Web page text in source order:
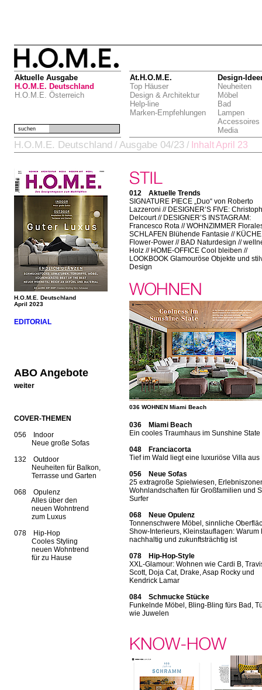
Aktuelle Ausgabe
H.O.M.E. Deutschland
H.O.M.E. Österreich
At.H.O.M.E.
Top Häuser
Design & Architektur
Help-line
Marken-Empfehlungen
Design-
Neuheiten
Möbel
Bad
Lampen
Accessoires
Media
suchen
H.O.M.E. Deutschland / Ausgabe 04/23 / Inhalt April 23
H.O.M.E. Deutschland
April 2023
EDITORIAL
ABO Angebote
weiter
COVER-THEMEN
056 Indoor
Neue große Sofas
132 Outdoor
Neuheiten für Balkon,
Terrasse und Garten
068 Opulenz
Alles über den
neuen Wohntrend
zum Luxus
078 Hip-Hop
Cooles Styling
neuen Wohntrend
für zu Hause
012 Aktuelle Trends
SIGNATURE PIECE „Duo“ von Roberto
Lazzeroni // DESIGNER’S FIVE:
Delcourt // DESIGNER’S INSTAGRAM:
Francesco Rota // WOHNZIMMER
SCHLAFEN Blühende Fantasie // KÜCHE
Flower-Power // BAD Naturdesign //
Holz // HOME-OFFICE Cool bleiben //
LOOKBOOK Glamouröse Objekte und
Design
036 WOHNEN Miami Beach
036 Miami Beach
Ein cooles Traumhaus im Sunshine State
048 Franciacorta
Tief im Wald liegt eine luxuriöse Villa aus
056 Neue Sofas
25 extragroße Spielwiesen,
Wohnlandschaften für Großfamilien und
Surfer
068 Neue Opulenz
Tonnenschwere Möbel, sinnliche
Show-Interieurs, Kleinstauflagen: Warum
nachhaltig und zukunftsträchtig ist
078 Hip-Hop-Style
XXL-Glamour: Wohnen wie Cardi B,
Scott, Doja Cat, Drake, Asap Rocky und
Kendrick Lamar
084 Schmucke Stücke
Funkelnde Möbel, Bling-Bling fürs Bad,
wie Juwelen